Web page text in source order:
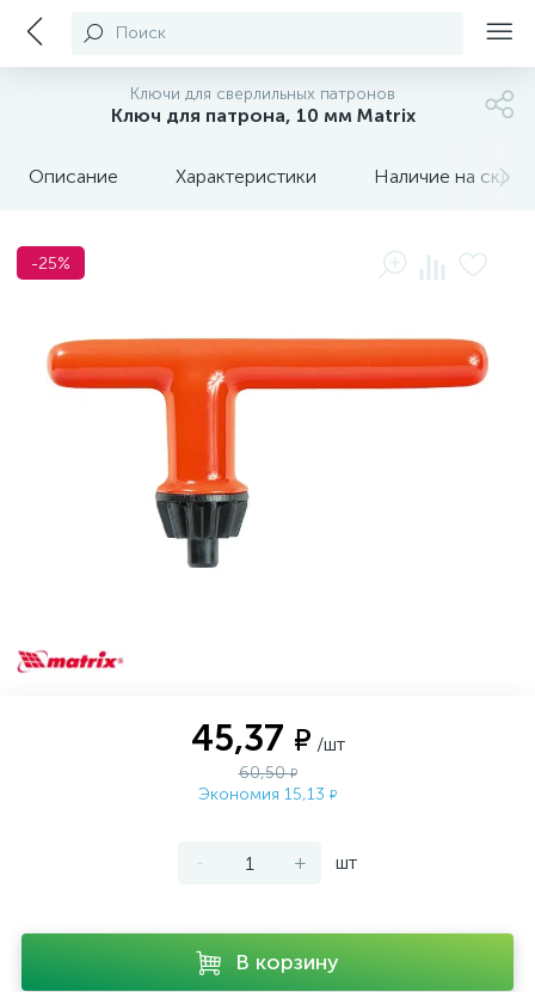
Поиск
Ключи для сверлильных патронов
Ключ для патрона, 10 мм Matrix
Описание Характеристики Наличие на
-25%
45,37 ₽ /шт
60,50₽
Экономия 15,13 ₽
- + шт
В корзину